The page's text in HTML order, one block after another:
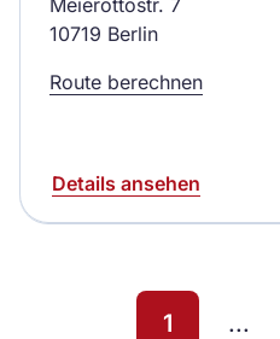
10719 Berlin
Route berechnen
Details ansehen
1 ...